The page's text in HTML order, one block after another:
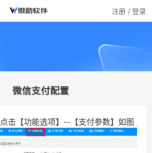
注册 / 登录
微信支付配置
击【功能选项】--【支付参数】如图